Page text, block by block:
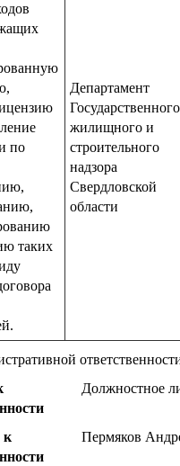
по
таких
Департамент
Государственного
жилищного и
строительного
надзора
Свердловской
области
Должностное
к
Пермяков